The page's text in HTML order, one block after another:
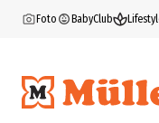
Foto BabyClub